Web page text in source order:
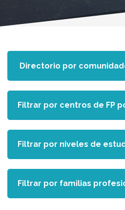
Filtrar por centros de FP
Filtrar por niveles de
Filtrar por familias